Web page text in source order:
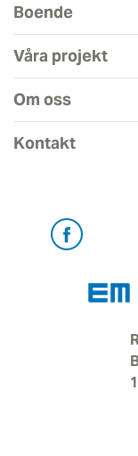
Boende
Våra projekt
Om oss
Kontakt